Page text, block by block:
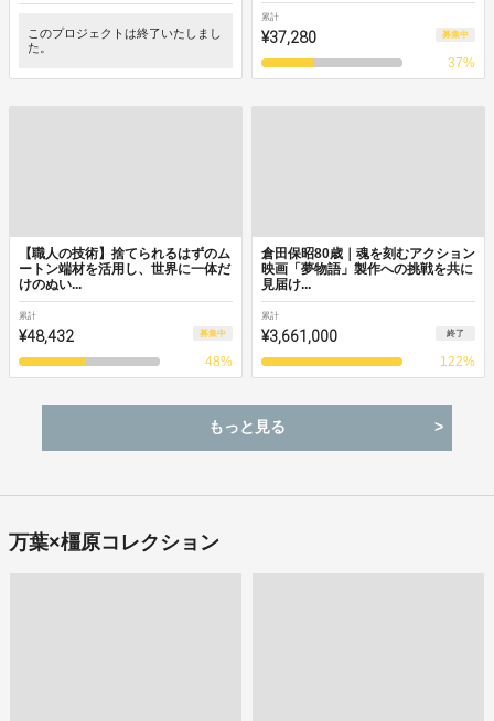
このプロジェクトは終了いたしまし
た。
累計
¥37,280 募集中
37%
【職人の技術】捨てられるはずのム
ートン端材を活用し、世界に一体だ
けのぬい...
累計
¥48,432 募集中
48%
倉田保昭80歳｜魂を刻むアクション
映画「夢物語」製作への挑戦を共に
見届け...
累計
¥3,661,000 終了
122%
もっと見る
万葉×橿原コレクション